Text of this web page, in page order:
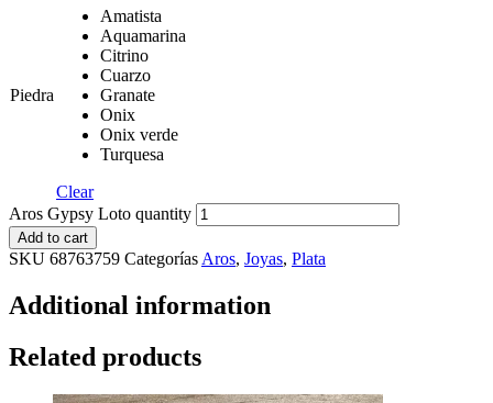
Piedra
Amatista
Aquamarina
Citrino
Cuarzo
Granate
Onix
Onix verde
Turquesa
Clear
Aros Gypsy Loto quantity
Add to cart
SKU 68763759 Categorías Aros, Joyas, Plata
Additional information
Related products